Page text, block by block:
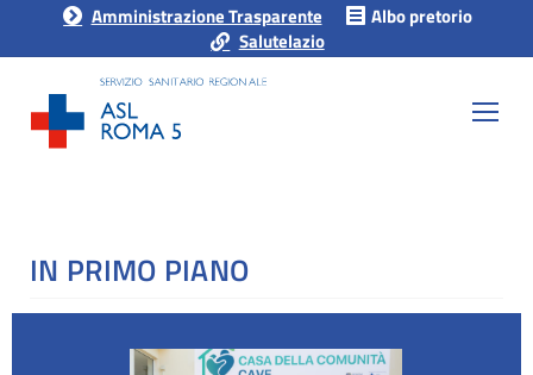
Amministrazione Trasparente
Albo pretorio
Salutelazio
IN PRIMO PIANO